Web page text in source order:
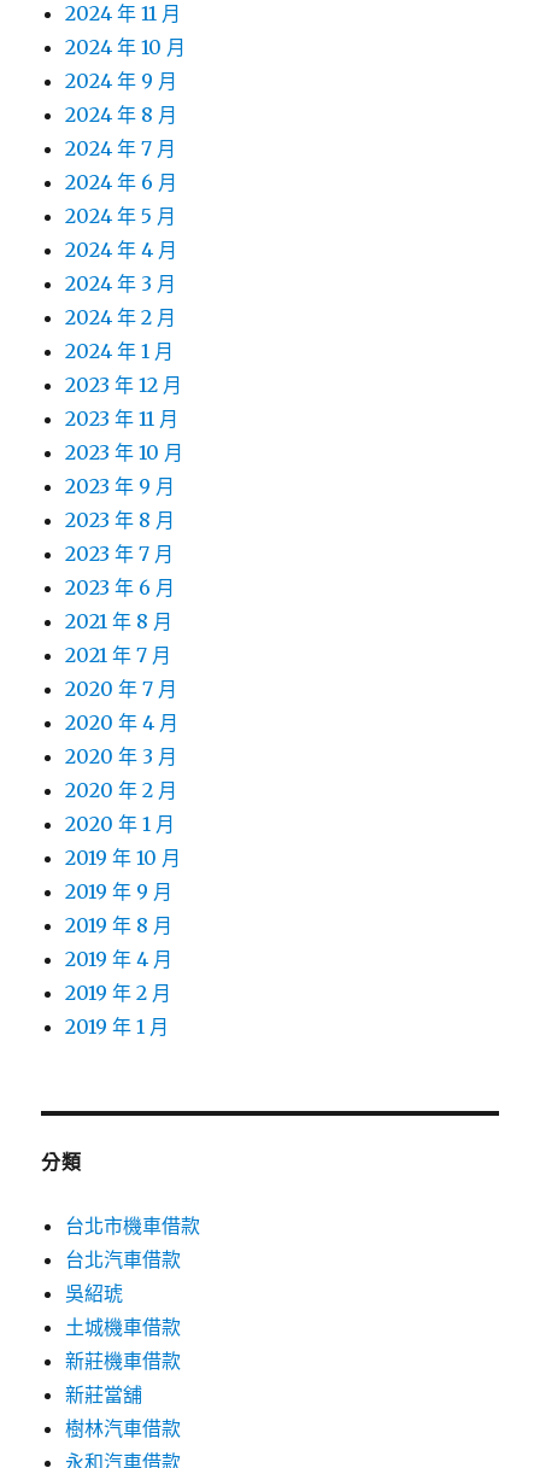
2024 年 11 月
2024 年 10 月
2024 年 9 月
2024 年 8 月
2024 年 7 月
2024 年 6 月
2024 年 5 月
2024 年 4 月
2024 年 3 月
2024 年 2 月
2024 年 1 月
2023 年 12 月
2023 年 11 月
2023 年 10 月
2023 年 9 月
2023 年 8 月
2023 年 7 月
2023 年 6 月
2021 年 8 月
2021 年 7 月
2020 年 7 月
2020 年 4 月
2020 年 3 月
2020 年 2 月
2020 年 1 月
2019 年 10 月
2019 年 9 月
2019 年 8 月
2019 年 4 月
2019 年 2 月
2019 年 1 月
分類
台北市機車借款
台北汽車借款
吳紹琥
土城機車借款
新莊機車借款
新莊當舖
樹林汽車借款
永和汽車借款